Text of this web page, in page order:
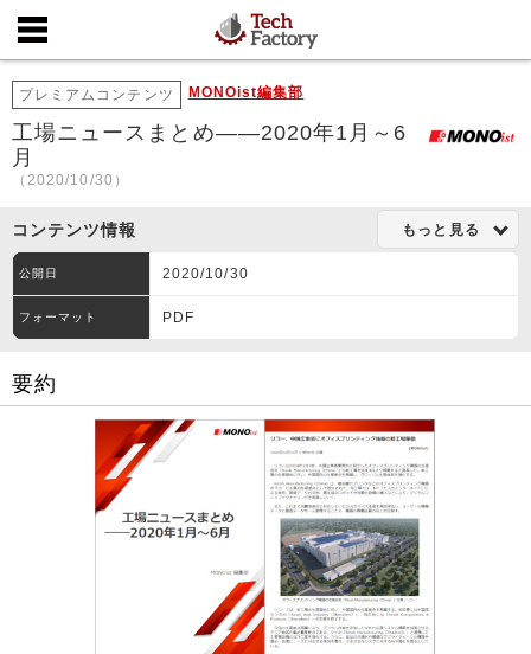
プレミアムコンテンツ MONOist編集部
工場ニュースまとめ――2020年1月～6
月
（2020/10/30）
コンテンツ情報 もっと見る
公開日 2020/10/30
フォーマット PDF
要約